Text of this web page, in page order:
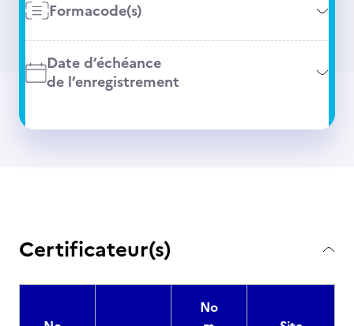
Formacode(s)
Date d’échéance
de l’enregistrement
Certificateur(s)
No